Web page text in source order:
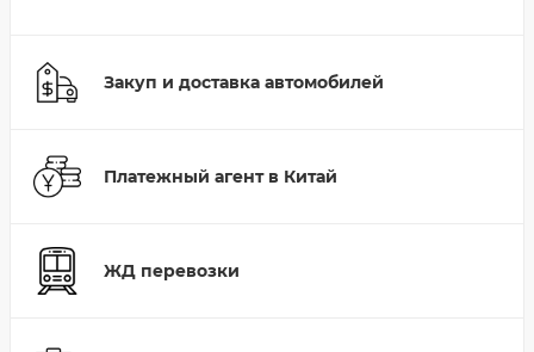
Закуп и доставка автомобилей
Платежный агент в Китай
ЖД перевозки